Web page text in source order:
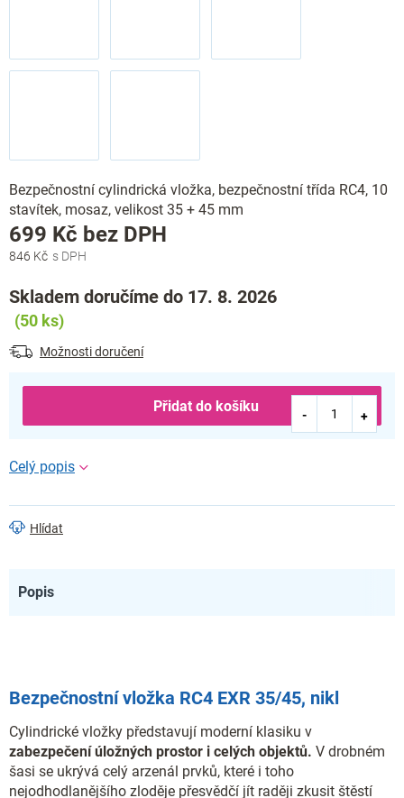
Bezpečnostní cylindrická vložka, bezpečnostní třída RC4, 10
stavítek, mosaz, velikost 35 + 45 mm
846 Kč
699 Kč bez DPH
Skladem doručíme do 17. 8. 2026
(50 ks)
Možnosti doručení
Přidat do košíku
Hlídat
Popis
Bezpečnostní vložka RC4 EXR 35/45, nikl
Cylindrické vložky představují moderní klasiku v
zabezpečení úložných prostor i celých objektů. V drobném
šasi se ukrývá celý arzenál prvků, které i toho
nejodhodlanějšího zloděje přesvědčí jít raději zkusit štěstí